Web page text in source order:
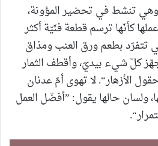
تنشط في تحضير المؤونة،
كأنّها ترسم قطعة فنّيّة أكثر
تتفرّد بطعم ورق العنب ومذاق
كلّ شيء بيديّ، وأقطف الثمار
الأزهار“. لا تهوى أمّ عدنان
ولسان حالها يقول: ”أفضّل العمل